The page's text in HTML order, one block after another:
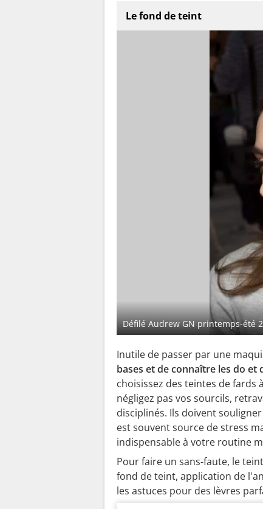
Le fond de teint
Défilé Audrew GN printemps-été
Inutile de passer par une
bases et de connaître les do et
choisissez des teintes de fards
négligez pas vos sourcils,
disciplinés. Ils doivent
est souvent source de stress
indispensable à votre routine
Pour faire un sans-faute, le
fond de teint, application de
les astuces pour des lèvres